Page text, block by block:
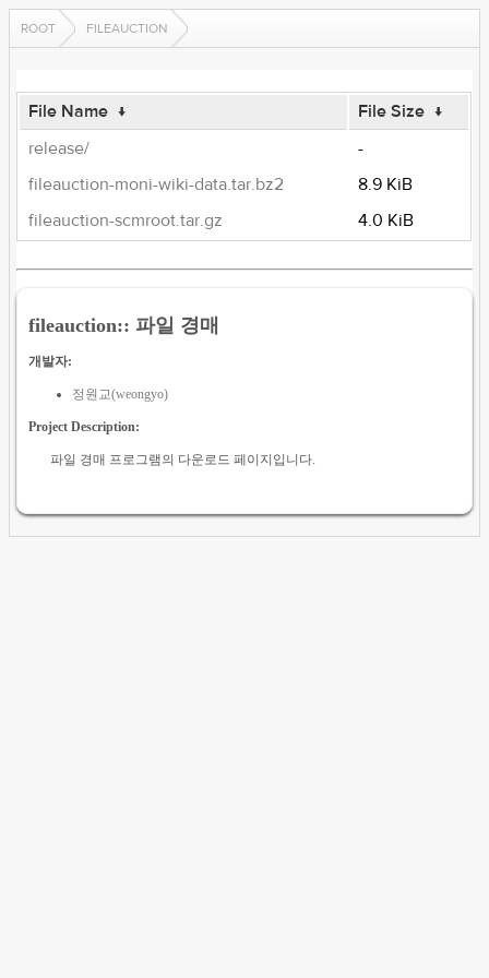
ROOT FILEAUCTION
File Name ↓ File Size ↓
release/
-
fileauction-moni-wiki-data.tar.bz2
8.9 KiB
fileauction-scmroot.tar.gz
4.0 KiB
fileauction:: 파일 경매
개발자:
정원교(weongyo)
Project Description:
파일 경매 프로그램의 다운로드 페이지입니다.